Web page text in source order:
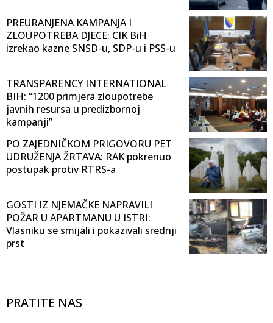
PREURANJENA KAMPANJA I
ZLOUPOTREBA DJECE: CIK BiH
izrekao kazne SNSD-u, SDP-u i PSS-u
TRANSPARENCY INTERNATIONAL
BIH: “1200 primjera zloupotrebe
javnih resursa u predizbornoj
kampanji”
PO ZAJEDNIČKOM PRIGOVORU PET
UDRUŽENJA ŽRTAVA: RAK pokrenuo
postupak protiv RTRS-a
GOSTI IZ NJEMAČKE NAPRAVILI
POŽAR U APARTMANU U ISTRI:
Vlasniku se smijali i pokazivali srednji
prst
PRATITE NAS